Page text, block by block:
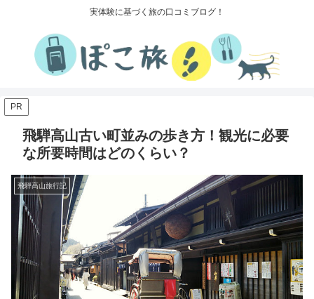
実体験に基づく旅の口コミブログ！
PR
飛騨高山古い町並みの歩き方！観光に必要
な所要時間はどのくらい？
飛騨高山旅行記